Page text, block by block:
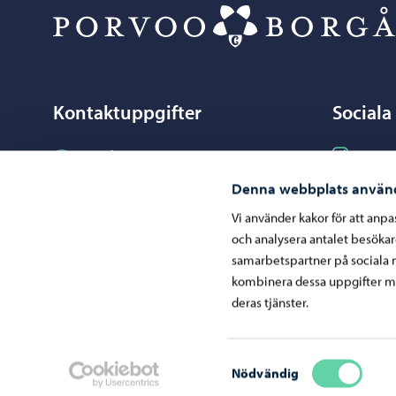
Denna webbplats
Vi använder kakor för att
och analysera antalet
samarbetspartner på sociala
kombinera dessa uppgifter
deras tjänster.
Nödvändig
Kontaktuppgifter
Borgåinfo
Telefonrådgivning: 020 692 250
Elektroniska tjänster (ePorvoo)
Kartor och lägesinformation
Följ på
Följ på
Följ på
Följ på
Dela på